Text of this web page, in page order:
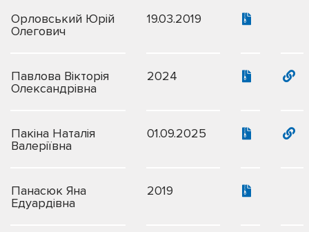
Орловський Юрій
Олегович
19.03.2019
Павлова Вікторія
Олександрівна
2024
Пакіна Наталія
Валеріївна
01.09.2025
Панасюк Яна
Едуардівна
2019